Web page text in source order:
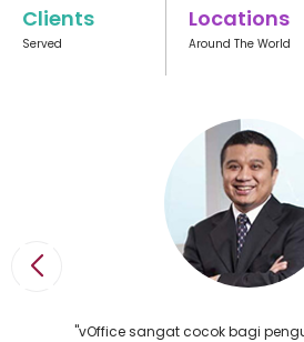
Clients
Served
Locations
Around The World
"vOffice sangat cocok bagi